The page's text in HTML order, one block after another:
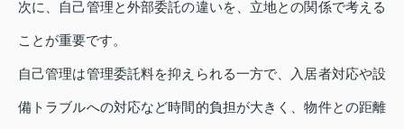
次に、自己管理と外部委託の違いを、立地との関係で考える
ことが重要です。
自己管理は管理委託料を抑えられる一方で、入居者対応や設
備トラブルへの対応など時間的負担が大きく、物件との距離